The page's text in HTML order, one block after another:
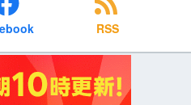
RSS